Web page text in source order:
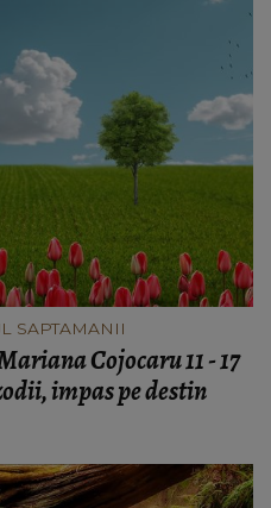
SAPTAMANII
Cojocaru 11 - 17
impas pe destin